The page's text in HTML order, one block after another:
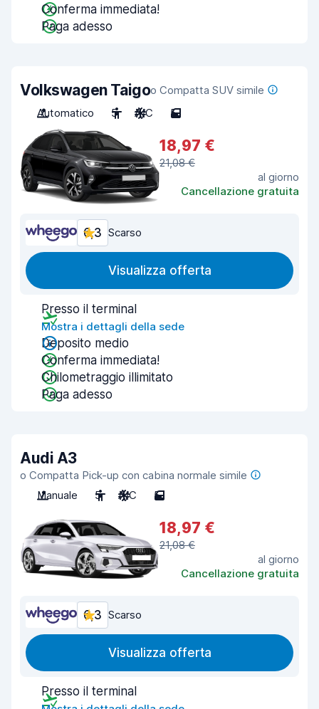
Conferma immediata!
Paga adesso
Volkswagen Taigoo Compatta SUV simile
Automatico
5 A/C 5
18,97 €
21,08 €
al giorno
Cancellazione gratuita
6,3 Scarso
Visualizza offerta
Presso il terminal
Mostra i dettagli della sede
Deposito medio
Conferma immediata!
Chilometraggio illimitato
Paga adesso
Audi A3
o Compatta Pick-up con cabina normale simile
Manuale
5 A/C 5
18,97 €
21,08 €
al giorno
Cancellazione gratuita
6,3 Scarso
Visualizza offerta
Presso il terminal